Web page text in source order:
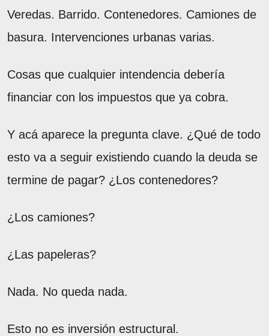
Veredas. Barrido. Contenedores. Camiones de
basura. Intervenciones urbanas varias.
Cosas que cualquier intendencia debería
financiar con los impuestos que ya cobra.
Y acá aparece la pregunta clave. ¿Qué de todo
esto va a seguir existiendo cuando la deuda se
termine de pagar? ¿Los contenedores?
¿Los camiones?
¿Las papeleras?
Nada. No queda nada.
Esto no es inversión estructural.